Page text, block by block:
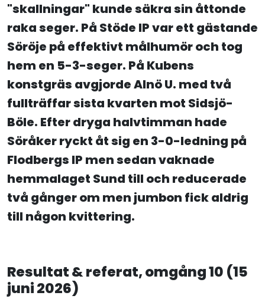
"skallningar" kunde säkra sin åttonde
raka seger. På Stöde IP var ett gästande
Söröje på effektivt målhumör och tog
hem en 5-3-seger. På Kubens
konstgräs avgjorde Alnö U. med två
fullträffar sista kvarten mot Sidsjö-
Böle. Efter dryga halvtimman hade
Söråker ryckt åt sig en 3-0-ledning på
Flodbergs IP men sedan vaknade
hemmalaget Sund till och reducerade
två gånger om men jumbon fick aldrig
till någon kvittering.
Resultat & referat, omgång 10 (15
juni 2026)